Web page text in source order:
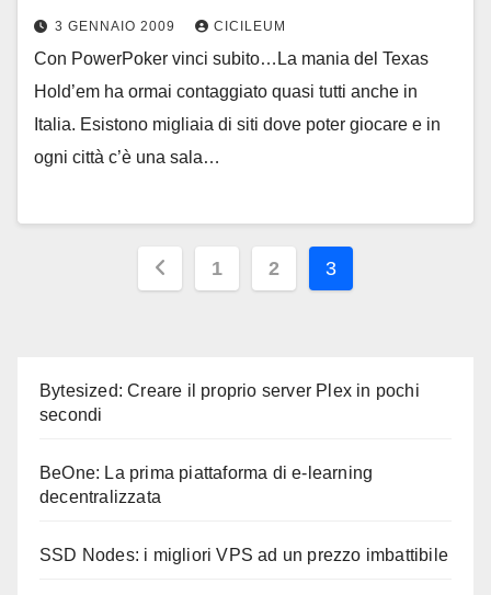
3 GENNAIO 2009 CICILEUM
Con PowerPoker vinci subito…La mania del Texas
Hold’em ha ormai contaggiato quasi tutti anche in
Italia. Esistono migliaia di siti dove poter giocare e in
ogni città c’è una sala…
Paginazione
1 2 3
Bytesized: Creare il proprio server Plex in pochi
secondi
BeOne: La prima piattaforma di e-learning
decentralizzata
SSD Nodes: i migliori VPS ad un prezzo imbattibile